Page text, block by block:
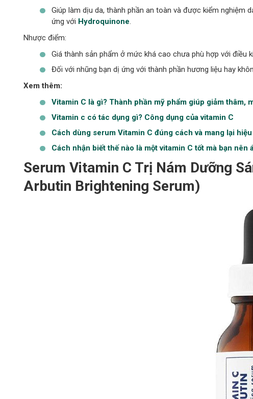
Giúp làm dịu da, thành phần an toàn và được kiểm nghiệm
ứng với Hydroquinone.
Nhược điểm:
Giá thành sản phẩm ở mức khá cao chưa phù hợp với điều
Đối với nhũng bạn dị ứng với thành phần hương liệu hay
Xem thêm:
Vitamin C là gì? Thành phần mỹ phẩm giúp giảm thâm,
Vitamin c có tác dụng gì? Công dụng của vitamin C
Cách dùng serum Vitamin C đúng cách và mang lại
Cách nhận biết thế nào là một vitamin C tốt mà bạn nên
Serum Vitamin C Trị Nám Dưỡng
Arbutin Brightening Serum)